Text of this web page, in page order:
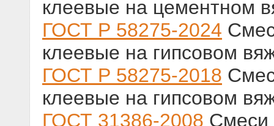
клеевые на цементном
ГОСТ Р 58275-2024
клеевые на гипсовом
ГОСТ Р 58275-2018
клеевые на гипсовом
ГОСТ 31386-2008 Смеси